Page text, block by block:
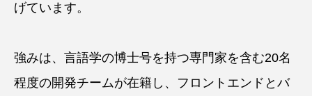
げています。
強みは、言語学の博士号を持つ専門家を含む20名
程度の開発チームが在籍し、フロントエンドとバ